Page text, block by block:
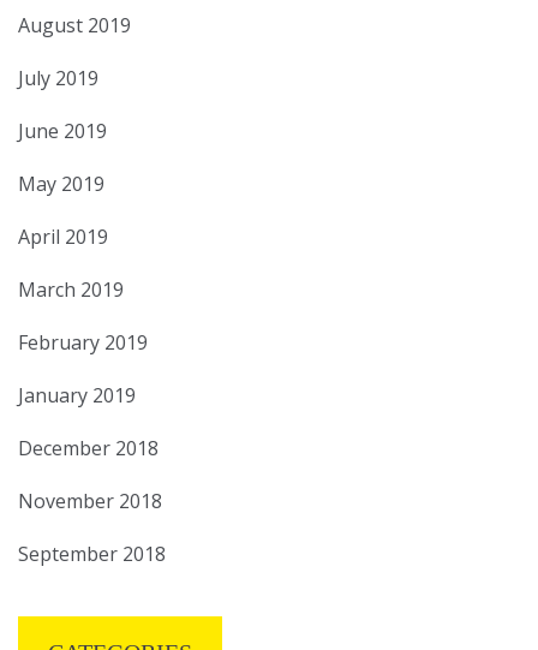
August 2019
July 2019
June 2019
May 2019
April 2019
March 2019
February 2019
January 2019
December 2018
November 2018
September 2018